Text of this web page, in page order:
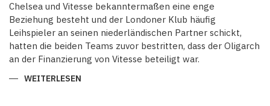
Chelsea und Vitesse bekanntermaßen eine enge
Beziehung besteht und der Londoner Klub häufig
Leihspieler an seinen niederländischen Partner schickt,
hatten die beiden Teams zuvor bestritten, dass der Oligarch
an der Finanzierung von Vitesse beteiligt war.
WEITERLESEN